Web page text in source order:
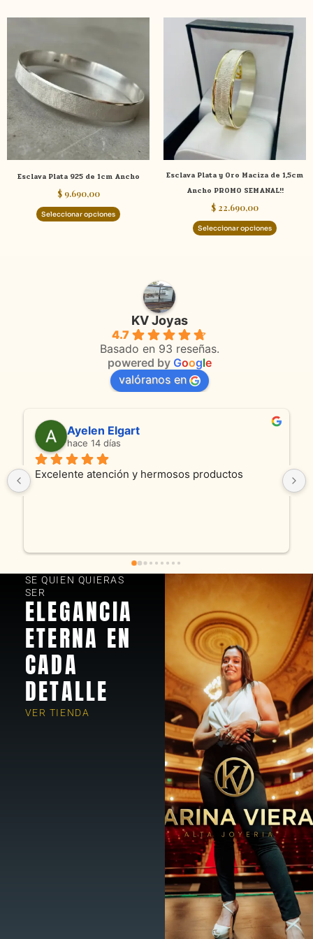
Esclava Plata 925 de 1cm Ancho
$9.690,00
Seleccionar opciones
múltiples
variantes.
Las
opciones
se
elegir
en
página
Esclava Plata y Oro Maciza de 1,5cm
Ancho PROMO SEMANAL!!
$ 22.690,00
Seleccionar opciones
Este
tiene
Las
se
pueden
elegir
en
la
de
KV Joyas
4.7
Basado en 93 reseñas.
powered by Google
valóranos en
Ayelen Elgart
hace 14 días
Excelente atención y hermosos productos
SE QUIEN QUIERAS
SER
ELEGANCIA
ETERNA EN
CADA
DETALLE
VER TIENDA